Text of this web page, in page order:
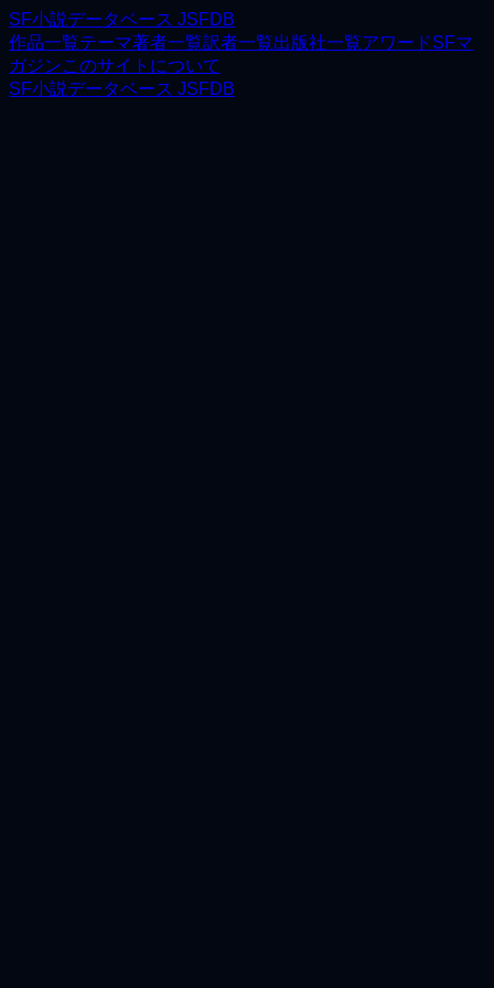
SF小説データベース JSFDB
作品一覧テーマ著者一覧訳者一覧出版社一覧アワードSFマ
ガジンこのサイトについて
SF小説データベース JSFDB